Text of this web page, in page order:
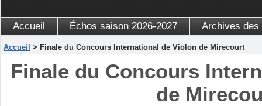
Accueil Échos saison 2026-2027 Archives des
Accueil > Finale du Concours International de Violon de Mirecourt
Finale du Concours
de